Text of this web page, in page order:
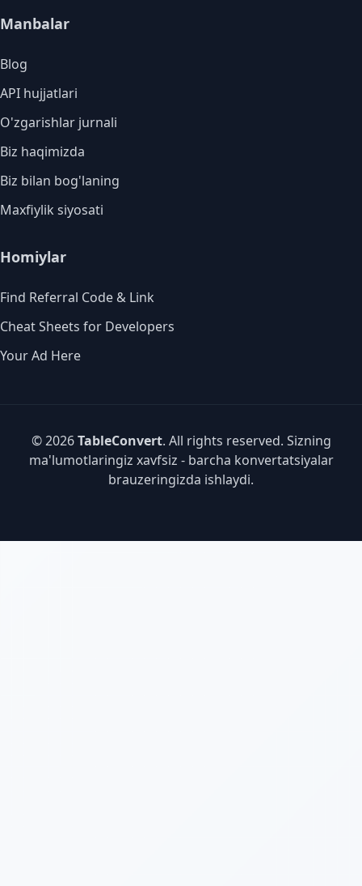
Manbalar
Blog
API hujjatlari
O'zgarishlar jurnali
Biz haqimizda
Biz bilan bog'laning
Maxfiylik siyosati
Homiylar
Find Referral Code & Link
Cheat Sheets for Developers
Your Ad Here
© 2026TableConvert. All rights reserved. Sizning
ma'lumotlaringiz xavfsiz - barcha konvertatsiyalar
brauzeringizda ishlaydi.